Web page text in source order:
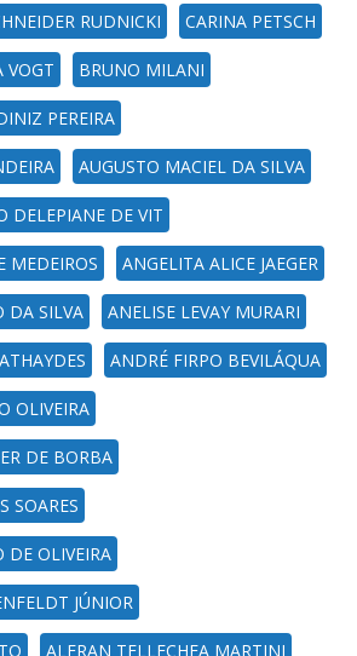
RUDNICKI CARINA PETSCH
VOGT BRUNO MILANI
PEREIRA
AUGUSTO MACIEL DA SILVA
DELEPIANE DE VIT
MEDEIROS ANGELITA ALICE JAEGER
DA SILVA ANELISE LEVAY MURARI
ANDRÉ FIRPO BEVILÁQUA
OLIVEIRA
DE BORBA
SOARES
DE OLIVEIRA
JÚNIOR
ALFRAN TELLECHEA MARTINI